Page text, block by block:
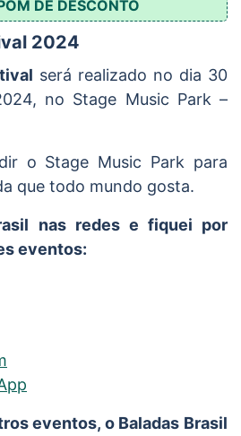
DE DESCONTO
2024
será realizado no dia 30
no Stage Music Park –
o Stage Music Park para
que todo mundo gosta.
nas redes e fiquei por
eventos:
eventos, o Baladas Brasil